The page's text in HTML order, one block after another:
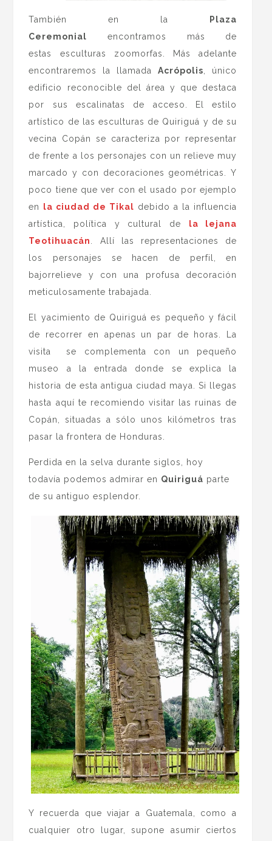
También en la Plaza
Ceremonial encontramos más de
estas esculturas zoomorfas. Más adelante
encontraremos la llamadaAcrópolis , único
edificio reconocible del área y que destaca
por sus escalinatas de acceso. El estilo
artístico de las esculturas de Quiriguá y de su
vecina Copán se caracteriza por representar
de frente a los personajes con un relieve muy
marcado y con decoraciones geométricas. Y
poco tiene que ver con el usado por ejemplo
en la ciudad de Tikal debido a la influencia
artística, política y cultural de la lejana
Teotihuacán
. Allí las representaciones de
los personajes se hacen de perfil, en
bajorrelieve y con una profusa decoración
meticulosamente trabajada.
El yacimiento de Quiriguá es pequeño y fácil
de recorrer en apenas un par de horas. La
visita se complementa con un pequeño
museo a la entrada donde se explica la
historia de esta antigua ciudad maya. Si llegas
hasta aquí te recomiendo visitar las ruinas de
Copán, situadas a sólo unos kilómetros tras
pasar la frontera de Honduras.
Perdida en la selva durante siglos, hoy
todavía podemos admirar en Quiriguá parte
de su antiguo esplendor.
Y recuerda que viajar a Guatemala, como a
cualquier otro lugar, supone asumir ciertos